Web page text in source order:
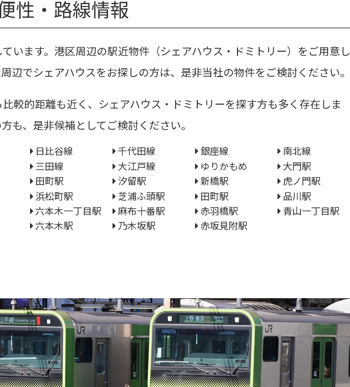
性・路線情報
います。港区周辺の駅近物件（シェアハウス・ドミトリー）をご用意し
辺でシェアハウスをお探しの方は、是非当社の物件をご検討ください。
較的距離も近く、シェアハウス・ドミトリーを探す方も多く存在しま
も、是非候補としてご検討ください。
日比谷線 千代田線 銀座線
南北線
三田線 大江戸線 ゆりかもめ
大門駅
田町駅 汐留駅 新橋駅
虎ノ門駅
浜松町駅 芝浦ふ頭駅 田町駅
品川駅
六本木一丁目駅 麻布十番駅 赤羽橋駅
青山一丁目駅
六本木駅 乃木坂駅 赤坂見附駅